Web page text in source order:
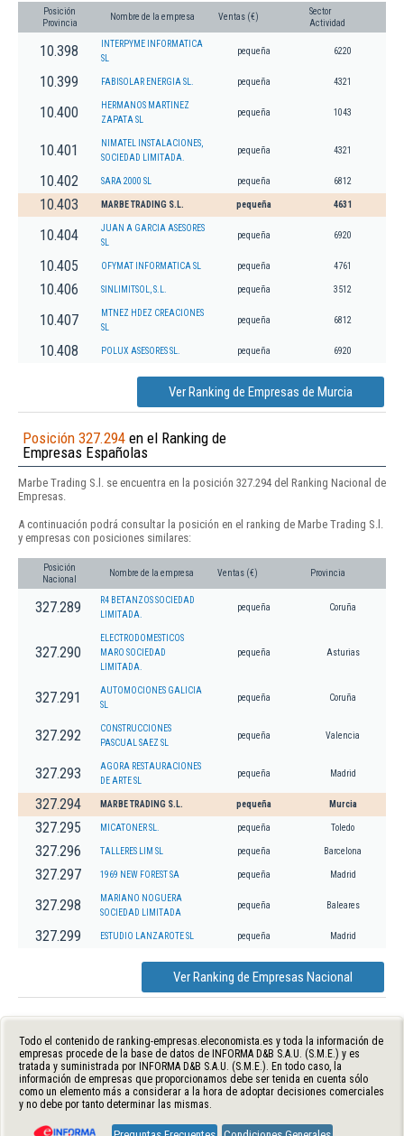
Posición
Provincia
Nombre de la empresa Ventas (€)
Sector
Actividad
10.398
INTERPYME INFORMATICA
SL
pequeña 6220
10.399 FABISOLAR ENERGIA SL. pequeña 4321
10.400
HERMANOS MARTINEZ
ZAPATA SL
pequeña 1043
10.401
NIMATEL INSTALACIONES,
SOCIEDAD LIMITADA.
pequeña 4321
10.402 SARA 2000 SL pequeña 6812
10.403 MARBE TRADING S.L. pequeña 4631
10.404
JUAN A GARCIA ASESORES
SL
pequeña 6920
10.405 OFYMAT INFORMATICA SL pequeña 4761
10.406 SINLIMITSOL, S.L. pequeña 3512
10.407
MTNEZ HDEZ CREACIONES
SL
pequeña 6812
10.408 POLUX ASESORES SL. pequeña 6920
Ver Ranking de Empresas de Murcia
Posición 327.294 en el Ranking de
Empresas Españolas
Marbe Trading S.l. se encuentra en la posición 327.294 del Ranking Nacional de
Empresas.
A continuación podrá consultar la posición en el ranking de Marbe Trading S.l.
y empresas con posiciones similares:
Posición
Nacional
Nombre de la empresa Ventas (€) Provincia
327.289
R4 BETANZOS SOCIEDAD
LIMITADA.
pequeña Coruña
327.290
ELECTRODOMESTICOS
MARO SOCIEDAD
LIMITADA.
pequeña Asturias
327.291
AUTOMOCIONES GALICIA
SL
pequeña Coruña
327.292
CONSTRUCCIONES
PASCUAL SAEZ SL
pequeña Valencia
327.293
AGORA RESTAURACIONES
DE ARTE SL
pequeña Madrid
327.294 MARBE TRADING S.L. pequeña Murcia
327.295 MICATONER SL. pequeña Toledo
327.296 TALLERES LIM SL pequeña Barcelona
327.297 1969 NEW FOREST SA pequeña Madrid
327.298
MARIANO NOGUERA
SOCIEDAD LIMITADA
pequeña Baleares
327.299 ESTUDIO LANZAROTE SL pequeña Madrid
Ver Ranking de Empresas Nacional
Todo el contenido de ranking-empresas.eleconomista.es y toda la información de
empresas procede de la base de datos de INFORMA D&B S.A.U. (S.M.E.) y es
tratada y suministrada por INFORMA D&B S.A.U. (S.M.E.). En todo caso, la
información de empresas que proporcionamos debe ser tenida en cuenta sólo
como un elemento más a considerar a la hora de adoptar decisiones comerciales
y no debe por tanto determinar las mismas.